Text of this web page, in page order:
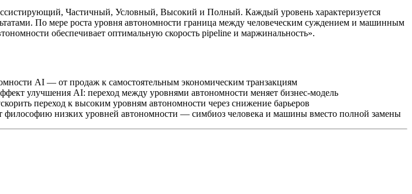
Частичный, Условный, Высокий и Полный. Каждый уровень характеризуется
По мере роста уровня автономности граница между человеческим суждением и машинным
обеспечивает оптимальную скорость pipeline и маржинальность».
AI — от продаж к самостоятельным экономическим транзакциям
улучшения AI: переход между уровнями автономности меняет бизнес-модель
переход к высоким уровням автономности через снижение барьеров
низких уровней автономности — симбиоз человека и машины вместо полной замены